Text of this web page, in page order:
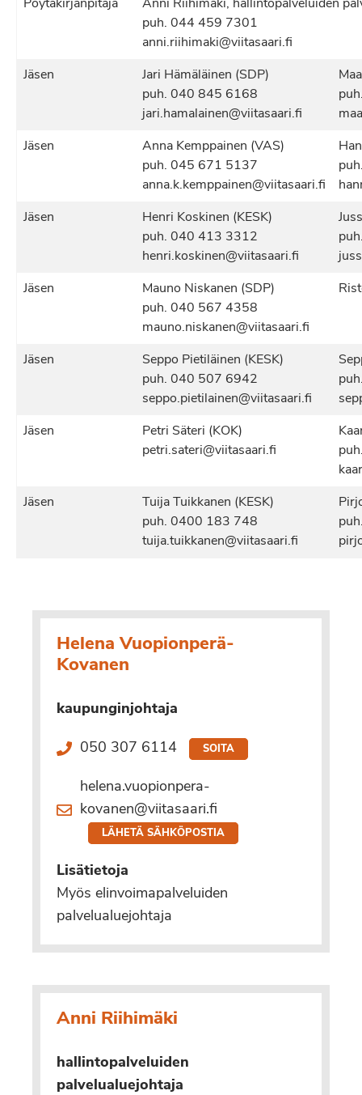
Pöytäkirjanpitäjä
Anni Riihimäki, hallintopalveluiden
puh. 044 459 7301
anni.riihimaki@viitasaari.fi
Jäsen
Jari Hämäläinen (SDP)
puh. 040 845 6168
jari.hamalainen@viitasaari.fi
Jäsen
Anna Kemppainen (VAS)
puh. 045 671 5137
anna.k.kemppainen@viitasaari.fi
Jäsen
Henri Koskinen (KESK)
puh. 040 413 3312
henri.koskinen@viitasaari.fi
Jäsen
Mauno Niskanen (SDP)
puh. 040 567 4358
mauno.niskanen@viitasaari.fi
Jäsen
Seppo Pietiläinen (KESK)
puh. 040 507 6942
seppo.pietilainen@viitasaari.fi
Jäsen
Petri Säteri (KOK)
petri.sateri@viitasaari.fi
Jäsen
Tuija Tuikkanen (KESK)
puh. 0400 183 748
tuija.tuikkanen@viitasaari.fi
Helena Vuopionperä-
Kovanen
kaupunginjohtaja
050 307 6114 SOITA
helena.vuopionpera-
kovanen@viitasaari.fi
LÄHETÄ SÄHKÖPOSTIA
Lisätietoja
Myös elinvoimapalveluiden
palvelualuejohtaja
Anni Riihimäki
hallintopalveluiden
palvelualuejohtaja